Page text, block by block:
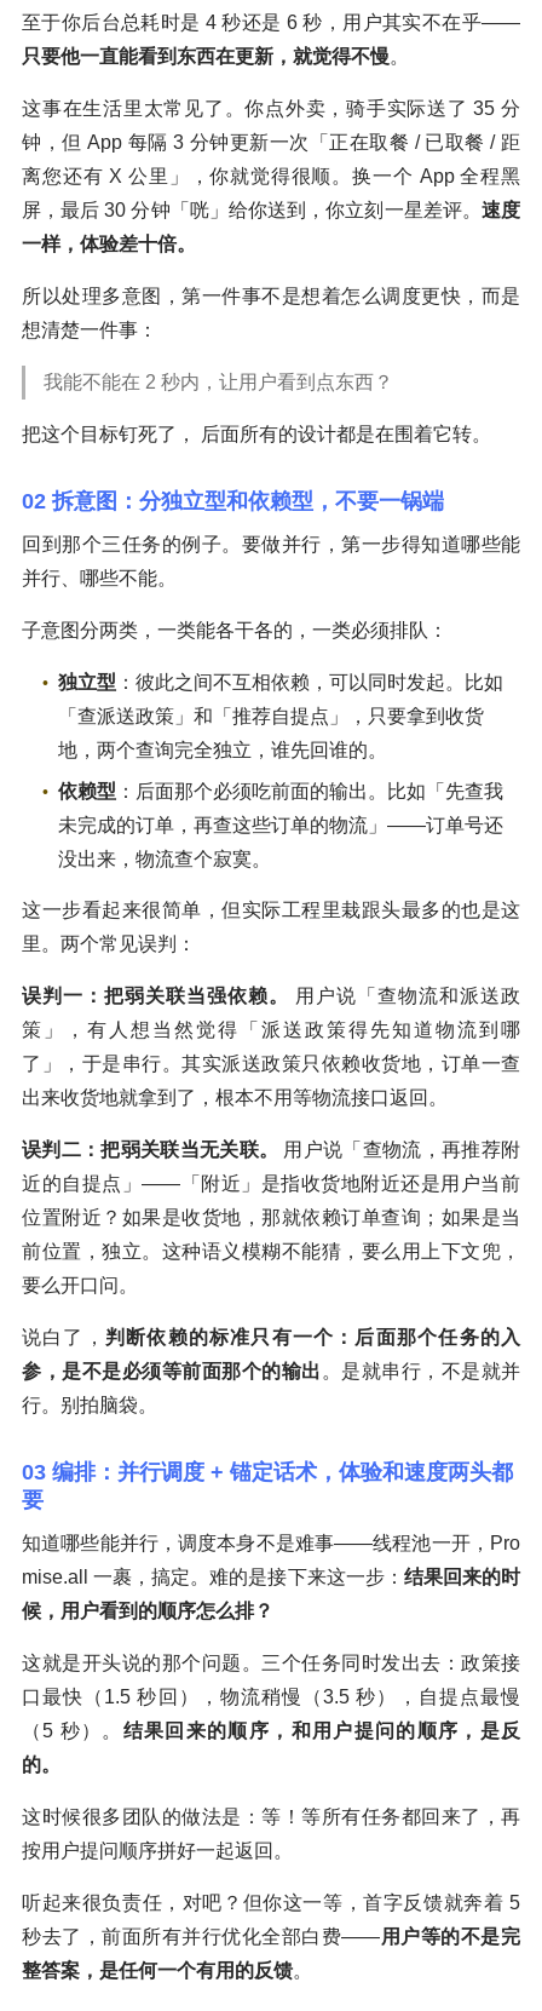
至于你后台总耗时是 4 秒还是 6 秒，用户其实不在乎——
只要他一直能看到东西在更新，就觉得不慢。
这事在生活里太常见了。你点外卖，骑手实际送了 35 分
钟，但 App 每隔 3 分钟更新一次「正在取餐 / 已取餐 / 距
离您还有 X 公里」，你就觉得很顺。换一个 App 全程黑
屏，最后 30 分钟「咣」给你送到，你立刻一星差评。 速度
一样，体验差十倍。
所以处理多意图，第一件事不是想着怎么调度更快，而是
想清楚一件事：
我能不能在 2 秒内，让用户看到点东西？
把这个目标钉死了， 后面所有的设计都是在围着它转。
02 拆意图：分独立型和依赖型，不要一锅端
回到那个三任务的例子。要做并行，第一步得知道哪些能
并行、哪些不能。
子意图分两类，一类能各干各的，一类必须排队：
独立型 ：彼此之间不互相依赖，可以同时发起。比如
「查派送政策」和「推荐自提点」，只要拿到收货
地，两个查询完全独立，谁先回谁的。
依赖型 ：后面那个必须吃前面的输出。比如「先查我
未完成的订单，再查这些订单的物流」——订单号还
没出来，物流查个寂寞。
这一步看起来很简单，但实际工程里栽跟头最多的也是这
里。两个常见误判：
误判一：把弱关联当强依赖。
用户说「查物流和派送政
策」，有人想当然觉得「派送政策得先知道物流到哪
了」，于是串行。其实派送政策只依赖收货地，订单一查
出来收货地就拿到了，根本不用等物流接口返回。
误判二：把弱关联当无关联。
用户说「查物流，再推荐附
近的自提点」——「附近」是指收货地附近还是用户当前
位置附近？如果是收货地，那就依赖订单查询；如果是当
前位置，独立。这种语义模糊不能猜，要么用上下文兜，
要么开口问。
说白了， 判断依赖的标准只有一个：后面那个任务的入
参，是不是必须等前面那个的输出 。是就串行，不是就并
行。别拍脑袋。
03 编排：并行调度 + 锚定话术，体验和速度两头都
要
知道哪些能并行，调度本身不是难事——线程池一开，Pro
mise.all 一裹，搞定。难的是接下来这一步： 结果回来的时
候，用户看到的顺序怎么排？
这就是开头说的那个问题。三个任务同时发出去：政策接
口最快（1.5 秒回），物流稍慢（3.5 秒），自提点最慢
（5 秒）。 结果回来的顺序，和用户提问的顺序，是反
的。
这时候很多团队的做法是：等！等所有任务都回来了，再
按用户提问顺序拼好一起返回。
听起来很负责任，对吧？但你这一等，首字反馈就奔着 5
秒去了，前面所有并行优化全部白费——用户等的不是完
整答案，是任何一个有用的反馈。